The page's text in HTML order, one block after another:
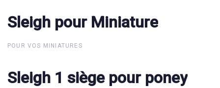
Sleigh pour Miniature
Sleigh pour Miniature
POUR VOS MINIATURES
Sleigh 1 siège pour poney
Sleigh 1 siège pour poney